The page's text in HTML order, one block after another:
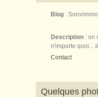
Blog :
Description : on
n'importe quoi...
Contact
Quelques